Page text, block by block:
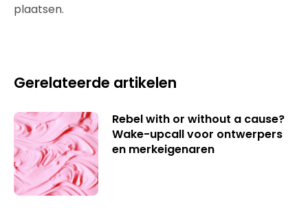
plaatsen.
Gerelateerde artikelen
Rebel with or without a cause?
Wake-upcall voor ontwerpers
en merkeigenaren